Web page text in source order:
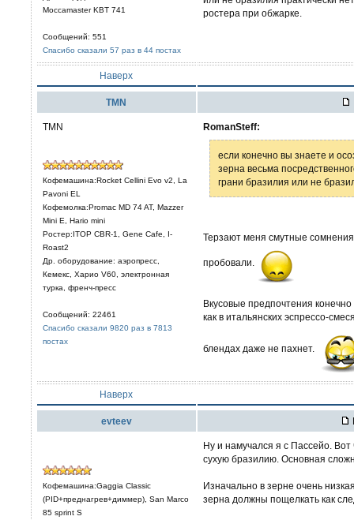
Moccamaster KBT 741
Сообщений: 551
Спасибо сказали 57 раз в 44 постах
ростера при обжарке.
Наверх
TMN
TMN
Кофемашина:Rocket Cellini Evo v2, La
Pavoni EL
Кофемолка:Promac MD 74 AT, Mazzer
Mini E, Hario mini
Ростер:ITOP CBR-1, Gene Cafe, I-
Roast2
Др. оборудование: аэропресс,
Кемекс, Харио V60, электронная
турка, френч-пресс
Сообщений: 22461
Спасибо сказали 9820 раз в 7813
постах
RomanSteff:
если конечно вы знаете и
зерна весьма
грани бразилия или не
Терзают меня смутные
пробовали.
Вкусовые предпочтения
как в итальянских эспрессо-
блендах даже не пахнет.
Наверх
evteev
Кофемашина:Gaggia Classic
(PID+преднагрев+диммер), San Marco
85 sprint S
Ну и намучался я с Пассейо. Вот
сухую бразилию. Основная
Изначально в зерне очень
зерна должны пощелкать как